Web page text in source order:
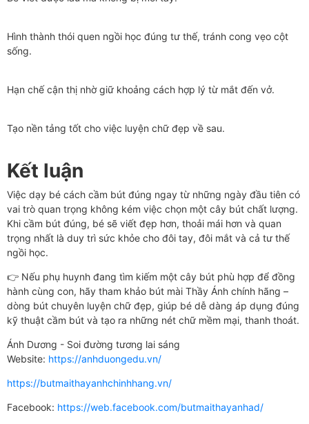
Hình thành thói quen ngồi học đúng tư thế, tránh cong vẹo cột
sống.
Hạn chế cận thị nhờ giữ khoảng cách hợp lý từ mắt đến vở.
Tạo nền tảng tốt cho việc luyện chữ đẹp về sau.
Kết luận
Việc dạy bé cách cầm bút đúng ngay từ những ngày đầu tiên có
vai trò quan trọng không kém việc chọn một cây bút chất lượng.
Khi cầm bút đúng, bé sẽ viết đẹp hơn, thoải mái hơn và quan
trọng nhất là duy trì sức khỏe cho đôi tay, đôi mắt và cả tư thế
ngồi học.
👉 Nếu phụ huynh đang tìm kiếm một cây bút phù hợp để đồng
hành cùng con, hãy tham khảo bút mài Thầy Ánh chính hãng –
dòng bút chuyên luyện chữ đẹp, giúp bé dễ dàng áp dụng đúng
kỹ thuật cầm bút và tạo ra những nét chữ mềm mại, thanh thoát.
Ánh Dương - Soi đường tương lai sáng
Website: https://anhduongedu.vn/
https://butmaithayanhchinhhang.vn/
Facebook: https://web.facebook.com/butmaithayanhad/